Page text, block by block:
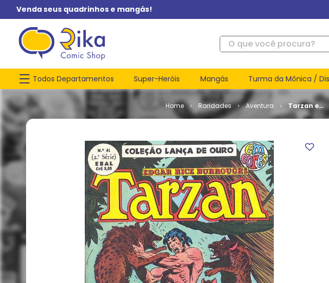
Venda seus quadrinhos e mangás!
O que você procura?
Todos Departamentos Super-Heróis Mangás Turma da Mônica /
Raridades Aventura
Tarzan em
Cores - 2ª